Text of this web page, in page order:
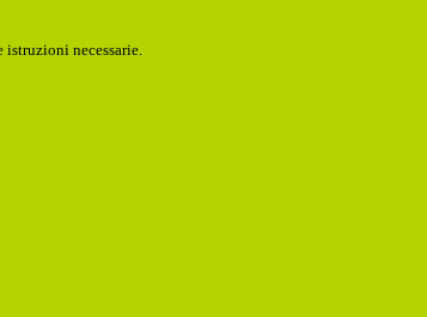
necessarie.